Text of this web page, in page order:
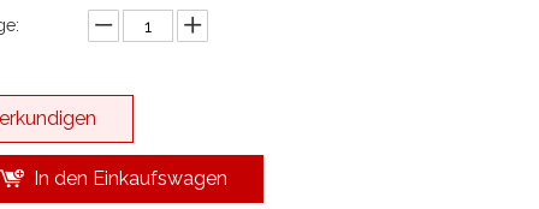
erkundigen
In den Einkaufswagen